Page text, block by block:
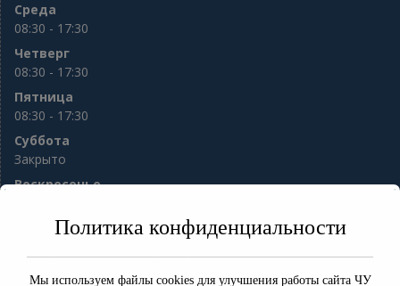
Среда
08:30 - 17:30
Четверг
08:30 - 17:30
Пятница
08:30 - 17:30
Суббота
Закрыто
Воскресенье
8(3532) 77-98-76 8(3532) 77-13-94
ул. Гая 10
Политика конфиденциальности
Мы используем файлы cookies для улучшения работы сайта ЧУ